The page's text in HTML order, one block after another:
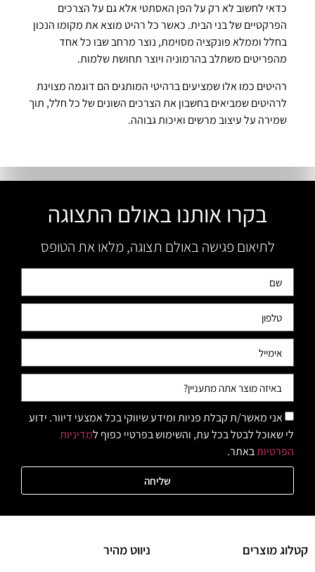
כדאי לחשוב לא רק על הפן האסתטי אלא גם על הצרכים
הפרקטיים של בני הבית. כאשר כל רהיט מוצא את מקומו הנכון
בחלל וממלא פונקציה מסוימת, נוצר מרחב שבו כל אחד
מהפריטים משתלב בהרמוניה ויוצר תחושת שלמות.
רהיטים כמו אלו שמציעים ברהיטי המותגים הם דוגמה מצוינת
לרהיטים שמביאים בחשבון את הצרכים השונים של כל חלל, תוך
שמירה על עיצוב מרשים ואיכות גבוהה.
בקרו אותנו באולם התצוגה
לתיאום פגישה באולם תצוגה, מלאו את הטופס
אני מאשר/ת קבלת פניות ומידע שיווקי בכל אמצעי דיוור. ידוע
לי שאוכל לבטל בכל עת, והשימוש בפרטיי כפוף למדיניות
הפרטיותבאתר.
שליחה
קטלוג מוצרים ניווט מהיר